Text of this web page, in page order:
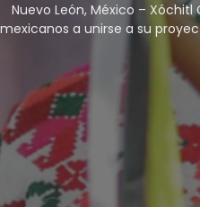
Nuevo León, México –
mexicanos a unirse a su